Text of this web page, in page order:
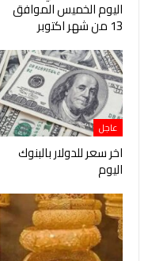
اليوم الخميس الموافق
13 من شهر اكتوبر
عاجل
اخر سعر للدولار بالبنوك
اليوم